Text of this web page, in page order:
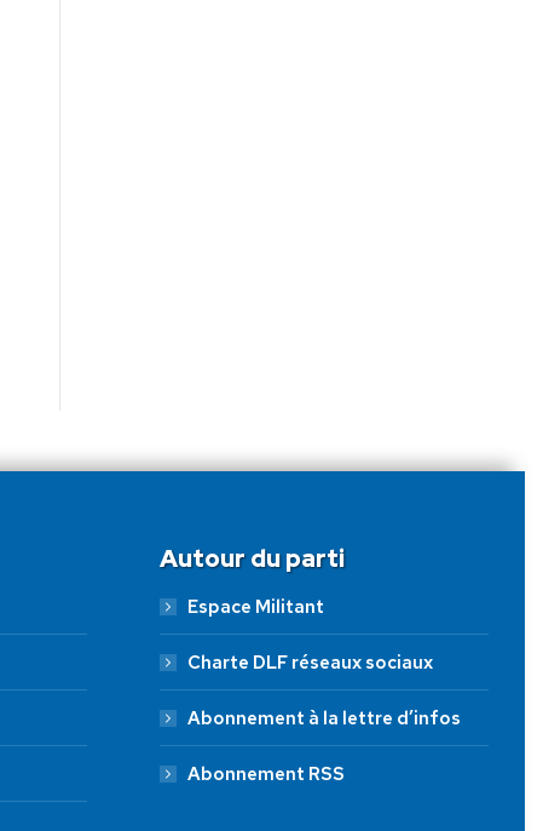
Autour du parti
Espace Militant
Charte DLF réseaux sociaux
Abonnement à la lettre d’infos
Abonnement RSS